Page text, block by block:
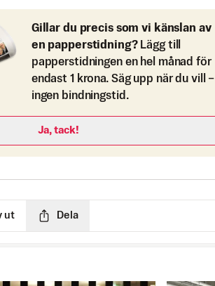
Gillar du precis som vi känslan av
en papperstidning? Lägg till
papperstidningen en hel månad för
endast 1 krona. Säg upp när du vill –
ingen bindningstid.
Ja, tack!
ut Dela